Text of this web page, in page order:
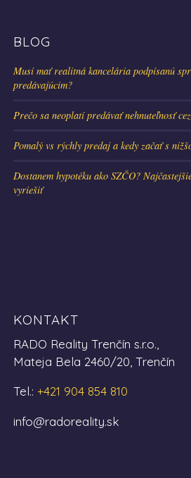
BLOG
Musí mať realitná kancelária podpísanú
predávajúcim?
Prečo sa neoplatí predávať nehnuteľnosť
Pomalý vs rýchly predaj a kedy začať s
Dostanem hypotéku ako SZČO?
vyriešiť
KONTAKT
RADO Reality Trenčín s.r.o.,
Mateja Bela 2460/20, Trenčín
Tel.: +421 904 854 810
info@radoreality.sk